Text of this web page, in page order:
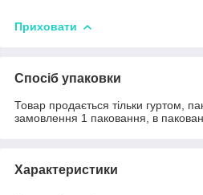
Приховати
Спосіб упаковки
Товар продається тільки гуртом,
замовлення 1 паковання, в
Характеристики